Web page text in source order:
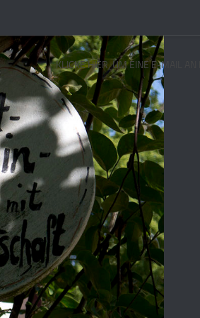
KLICKE HIER, UM EINE E-MAIL AN